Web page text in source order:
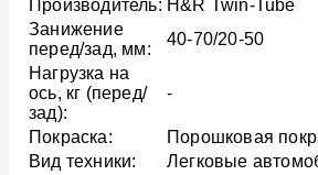
Производитель: H&R Twin-Tube
Занижение
перед/зад, мм:
40-70/20-50
Нагрузка на
ось, кг (перед/
зад):
-
Покраска:
Порошковая
Вид техники:
Легковые